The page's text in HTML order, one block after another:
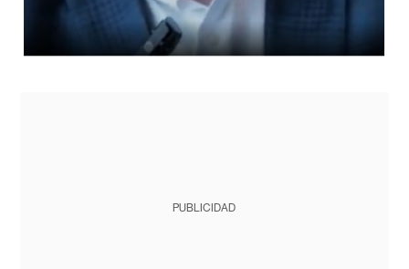
PUBLICIDAD